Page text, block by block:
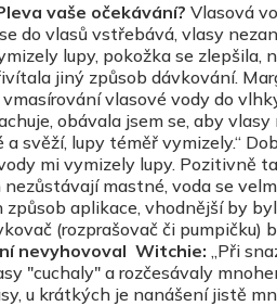
vaše očekávání? Vlasová
do vlasů vstřebává, vlasy
lupy, pokožka se zlepšila,
jiný způsob dávkování.
vlasové vody do
obávala jsem se, aby
svěží, lupy téměř vymizely.“
mi vymizely lupy. Pozitivně
mastné, voda se
aplikace, vhodnější by
(rozprašovač či pumpičku)
nevyhovoval Witchie: „Při
"cuchaly" a rozčesávaly
u krátkých je nanášení jistě